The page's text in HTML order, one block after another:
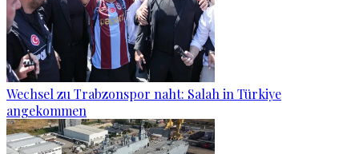
Wechsel zu Trabzonspor naht: Salah in Türkiye
angekommen